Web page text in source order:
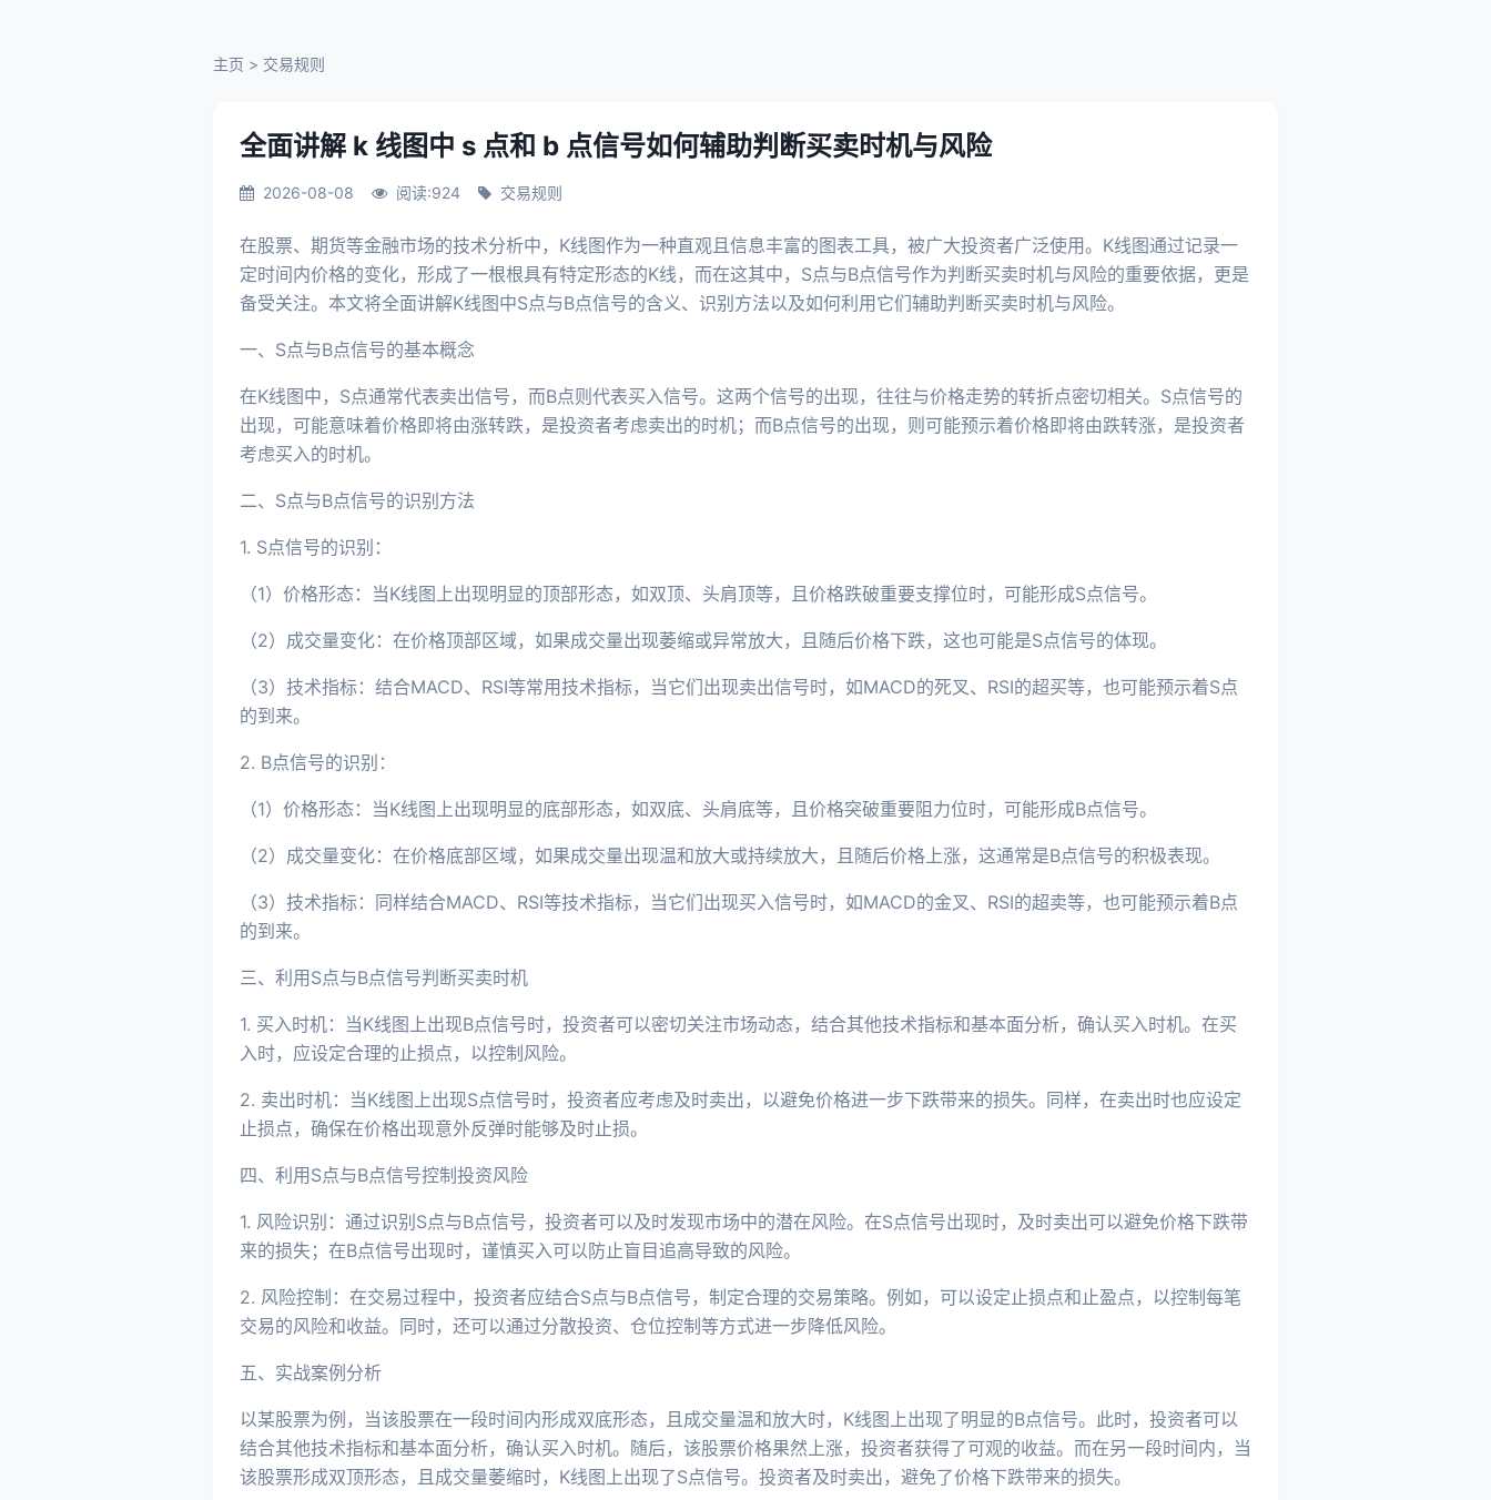
主页 > 交易规则
全面讲解 k 线图中 s 点和 b 点信号如何辅助判断买卖时机与风险
2026-08-08 阅读:924 交易规则
在股票、期货等金融市场的技术分析中，K线图作为一种直观且信息丰富的图表工具，被广大投资者广泛使用。K线图通过记录一
定时间内价格的变化，形成了一根根具有特定形态的K线，而在这其中，S点与B点信号作为判断买卖时机与风险的重要依据，更是
备受关注。本文将全面讲解K线图中S点与B点信号的含义、识别方法以及如何利用它们辅助判断买卖时机与风险。
一、S点与B点信号的基本概念
在K线图中，S点通常代表卖出信号，而B点则代表买入信号。这两个信号的出现，往往与价格走势的转折点密切相关。S点信号的
出现，可能意味着价格即将由涨转跌，是投资者考虑卖出的时机；而B点信号的出现，则可能预示着价格即将由跌转涨，是投资者
考虑买入的时机。
二、S点与B点信号的识别方法
1. S点信号的识别：
（1）价格形态：当K线图上出现明显的顶部形态，如双顶、头肩顶等，且价格跌破重要支撑位时，可能形成S点信号。
（2）成交量变化：在价格顶部区域，如果成交量出现萎缩或异常放大，且随后价格下跌，这也可能是S点信号的体现。
（3）技术指标：结合MACD、RSI等常用技术指标，当它们出现卖出信号时，如MACD的死叉、RSI的超买等，也可能预示着S点
的到来。
2. B点信号的识别：
（1）价格形态：当K线图上出现明显的底部形态，如双底、头肩底等，且价格突破重要阻力位时，可能形成B点信号。
（2）成交量变化：在价格底部区域，如果成交量出现温和放大或持续放大，且随后价格上涨，这通常是B点信号的积极表现。
（3）技术指标：同样结合MACD、RSI等技术指标，当它们出现买入信号时，如MACD的金叉、RSI的超卖等，也可能预示着B点
的到来。
三、利用S点与B点信号判断买卖时机
1. 买入时机：当K线图上出现B点信号时，投资者可以密切关注市场动态，结合其他技术指标和基本面分析，确认买入时机。在买
入时，应设定合理的止损点，以控制风险。
2. 卖出时机：当K线图上出现S点信号时，投资者应考虑及时卖出，以避免价格进一步下跌带来的损失。同样，在卖出时也应设定
止损点，确保在价格出现意外反弹时能够及时止损。
四、利用S点与B点信号控制投资风险
1. 风险识别：通过识别S点与B点信号，投资者可以及时发现市场中的潜在风险。在S点信号出现时，及时卖出可以避免价格下跌带
来的损失；在B点信号出现时，谨慎买入可以防止盲目追高导致的风险。
2. 风险控制：在交易过程中，投资者应结合S点与B点信号，制定合理的交易策略。例如，可以设定止损点和止盈点，以控制每笔
交易的风险和收益。同时，还可以通过分散投资、仓位控制等方式进一步降低风险。
五、实战案例分析
以某股票为例，当该股票在一段时间内形成双底形态，且成交量温和放大时，K线图上出现了明显的B点信号。此时，投资者可以
结合其他技术指标和基本面分析，确认买入时机。随后，该股票价格果然上涨，投资者获得了可观的收益。而在另一段时间内，当
该股票形成双顶形态，且成交量萎缩时，K线图上出现了S点信号。投资者及时卖出，避免了价格下跌带来的损失。